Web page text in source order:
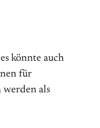
könnte auch
für
als